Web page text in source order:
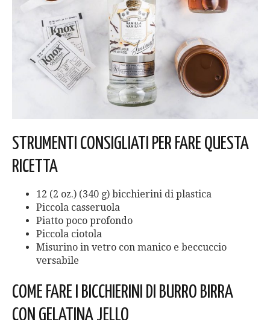
STRUMENTI CONSIGLIATI PER FARE QUESTA
RICETTA
12 (2 oz.) (340 g) bicchierini di plastica
Piccola casseruola
Piatto poco profondo
Piccola ciotola
Misurino in vetro con manico e beccuccio
versabile
COME FARE I BICCHIERINI DI BURRO BIRRA
CON GELATINA JELLO